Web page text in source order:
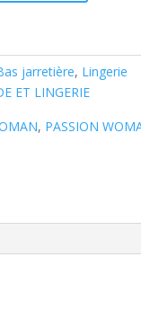
r
n
a
i
jarretière, Lingerie
ET LINGERIE
, PASSION